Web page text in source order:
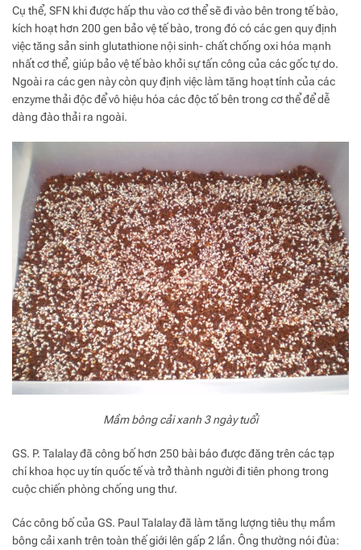
Cụ thể, SFN khi được hấp thu vào cơ thể sẽ đi vào bên trong tế bào,
kích hoạt hơn 200 gen bảo vệ tế bào, trong đó có các gen quy định
việc tăng sản sinh glutathione nội sinh- chất chống oxi hóa mạnh
nhất cơ thể, giúp bảo vệ tế bào khỏi sự tấn công của các gốc tự do.
Ngoài ra các gen này còn quy định việc làm tăng hoạt tính của các
enzyme thải độc để vô hiệu hóa các độc tố bên trong cơ thể để dễ
dàng đào thải ra ngoài.
Mầm bông cải xanh 3 ngày tuổi
GS. P. Talalay đã công bố hơn 250 bài báo được đăng trên các tạp
chí khoa học uy tín quốc tế và trở thành người đi tiên phong trong
cuộc chiến phòng chống ung thư.
Các công bố của GS. Paul Talalay đã làm tăng lượng tiêu thụ mầm
bông cải xanh trên toàn thế giới lên gấp 2 lần. Ông thường nói đùa: